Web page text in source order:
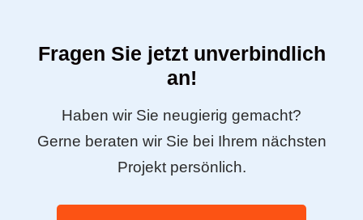
Fragen Sie jetzt unverbindlich
an!
Haben wir Sie neugierig gemacht?
Gerne beraten wir Sie bei Ihrem nächsten
Projekt persönlich.